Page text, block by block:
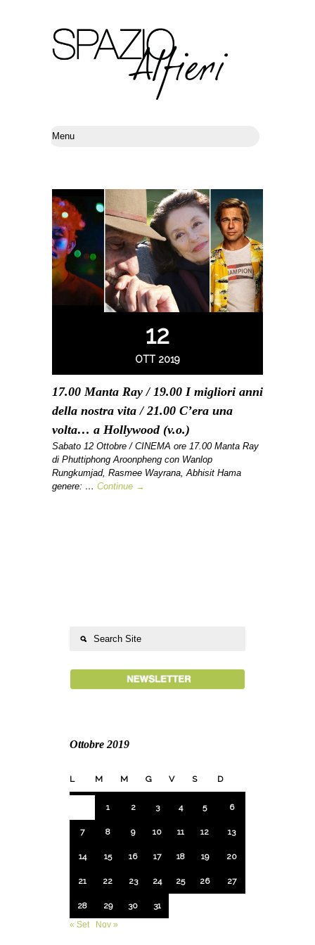
12
OTT 2019
17.00 Manta Ray / 19.00 I migliori anni
della nostra vita / 21.00 C’era una
volta… a Hollywood (v.o.)
Sabato 12 Ottobre / CINEMA ore 17.00 Manta Ray
di Phuttiphong Aroonpheng con Wanlop
Rungkumjad, Rasmee Wayrana, Abhisit Hama
genere: … Continue →
Ottobre 2019
L M M G V S D
1 2 3 4 5 6
7 8 9 10 11 12 13
14 15 16 17 18 19 20
21 22 23 24 25 26 27
28 29 30
31
« Set
Nov »